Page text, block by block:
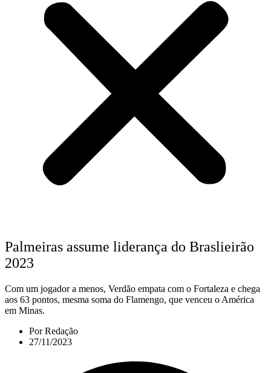
Palmeiras assume liderança do Braslieirão
2023
Com um jogador a menos, Verdão empata com o Fortaleza e chega
aos 63 pontos, mesma soma do Flamengo, que venceu o América
em Minas.
PorRedação
27/11/2023